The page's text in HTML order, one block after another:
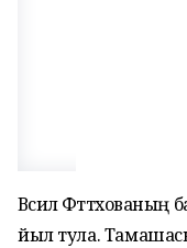
Вәсилә
йыл тула.